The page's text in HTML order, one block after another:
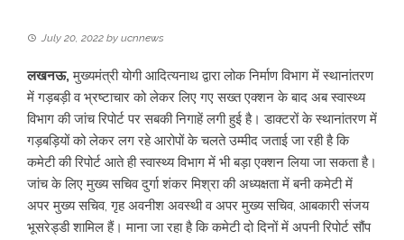
July 20, 2022 by ucnnews
लखनऊ,मुख्यमंत्री योगी आदित्यनाथ द्वारा लोक निर्माण विभाग में स्थानांतरण
में गड़बड़ी व भ्रष्टाचार को लेकर लिए गए सख्त एक्शन के बाद अब स्वास्थ्य
विभाग की जांच रिपोर्ट पर सबकी निगाहें लगी हुई है। डाक्टरों के स्थानांतरण में
गड़बड़‍ियों को लेकर लग रहे आरोपों के चलते उम्मीद जताई जा रही है कि
कमेटी की रिपोर्ट आते ही स्वास्थ्य विभाग में भी बड़ा एक्शन लिया जा सकता है।
जांच के लिए मुख्य सचिव दुर्गा शंकर मिश्रा की अध्यक्षता में बनी कमेटी में
अपर मुख्य सचिव, गृह अवनीश अवस्थी व अपर मुख्य सचिव, आबकारी संजय
भूसरेड्डी शामिल हैं। माना जा रहा है कि कमेटी दो दिनों में अपनी रिपोर्ट सौंप